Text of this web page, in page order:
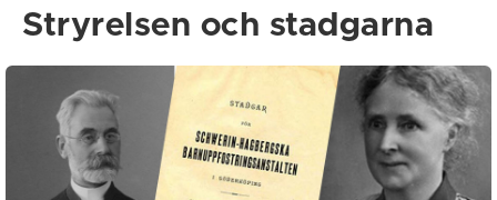
Stryrelsen och stadgarna